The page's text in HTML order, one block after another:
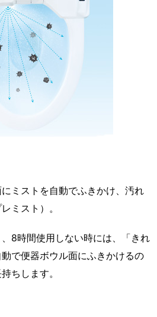
ミストを自動でふきかけ、汚れ
ミスト）。
8時間使用しない時には、「きれ
で便器ボウル面にふきかけるの
ちします。